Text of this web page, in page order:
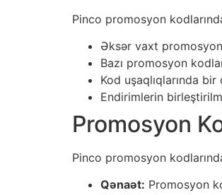
Pinco promosyon
Əksər vaxt
Bazı promosyon
Kod uşaqlıqlarında
Endirimlerin
Promosyon
Pinco promosyon
Qənaət: Promosyon